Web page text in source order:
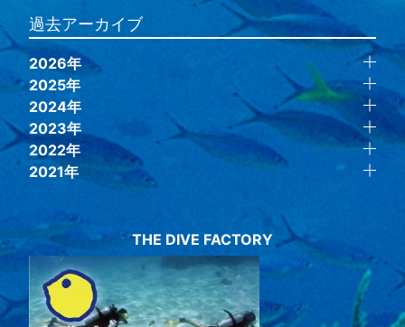
過去アーカイブ
2026年
2025年
2024年
2023年
2022年
2021年
THE DIVE FACTORY